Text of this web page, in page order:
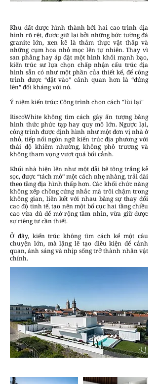
Khu đất được hình thành bởi hai cao trình địa
hình rõ rệt, được giữ lại bởi những bức tường đá
granite lớn, xen kẽ là thảm thực vật thấp và
những cụm hoa nhỏ mọc lên tự nhiên. Thay vì
san phẳng hay áp đặt một hình khối mạnh bạo,
kiến trúc sư lựa chọn chấp nhận cấu trúc địa
hình sẵn có như một phần của thiết kế, để công
trình được “đặt vào” cảnh quan hơn là “đứng
lên” đối kháng với nó.
Ý niệm kiến trúc: Công trình chọn cách "lùi lại"
RiscoWhite không tìm cách gây ấn tượng bằng
hình thức phức tạp hay quy mô lớn. Ngược lại,
công trình được định hình như một đơn vị nhà ở
nhỏ, tiếp nối ngôn ngữ kiến trúc địa phương với
thái độ khiêm nhường, không phô trương và
không tham vọng vượt quá bối cảnh.
Khối nhà hiện lên như một dải bê tông trắng kẻ
sọc, được “tách mở” một cách nhẹ nhàng, trải dài
theo tầng địa hình thấp hơn. Các khối chức năng
không xếp chồng cứng nhắc mà trôi chậm trong
không gian, liên kết với nhau bằng sự thay đổi
cao độ tinh tế, tạo nên một bố cục hai tầng chiều
cao vừa đủ để mở rộng tầm nhìn, vừa giữ được
sự riêng tư cần thiết.
Ở đây, kiến trúc không tìm cách kể một câu
chuyện lớn, mà lặng lẽ tạo điều kiện để cảnh
quan, ánh sáng và nhịp sống trở thành nhân vật
chính.